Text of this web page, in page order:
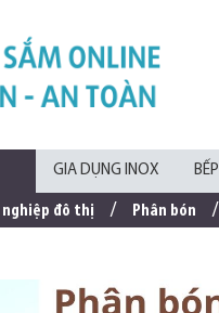
GIA DỤNG INOX BẾP
nghiệp đô thị Phân bón